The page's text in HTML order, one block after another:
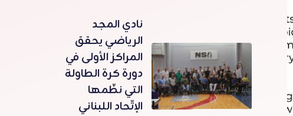
نادي المجد
الرياضي يحقق
المراكز الأولى في
دورة كرة الطاولة
التي نظّمها
الإتّحاد اللبناني